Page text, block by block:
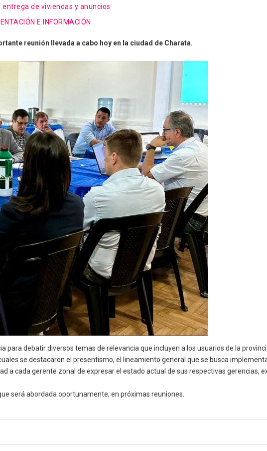
de viviendas y anuncios
E INFORMACIÓN
reunión llevada a cabo hoy en la ciudad de Charata.
debatir diversos temas de relevancia que incluyen a los usuarios de la
se destacaron el presentismo, el lineamiento general que se busca
a cada gerente zonal de expresar el estado actual de sus respectivas gerencias,
será abordada oportunamente, en próximas reuniones.